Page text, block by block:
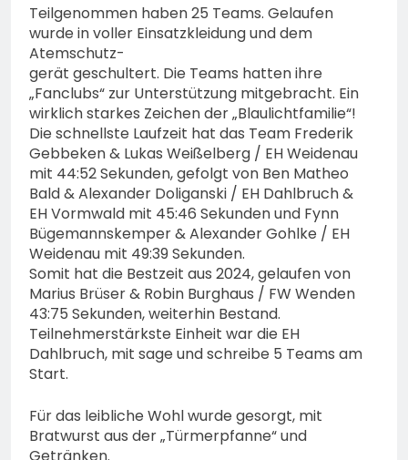
Teilgenommen haben 25 Teams. Gelaufen
wurde in voller Einsatzkleidung und dem
Atemschutz-
gerät geschultert. Die Teams hatten ihre
„Fanclubs“ zur Unterstützung mitgebracht. Ein
wirklich starkes Zeichen der „Blaulichtfamilie“!
Die schnellste Laufzeit hat das Team Frederik
Gebbeken & Lukas Weißelberg / EH Weidenau
mit 44:52 Sekunden, gefolgt von Ben Matheo
Bald & Alexander Doliganski / EH Dahlbruch &
EH Vormwald mit 45:46 Sekunden und Fynn
Bügemannskemper & Alexander Gohlke / EH
Weidenau mit 49:39 Sekunden.
Somit hat die Bestzeit aus 2024, gelaufen von
Marius Brüser & Robin Burghaus / FW Wenden
43:75 Sekunden, weiterhin Bestand.
Teilnehmerstärkste Einheit war die EH
Dahlbruch, mit sage und schreibe 5 Teams am
Start.
Für das leibliche Wohl wurde gesorgt, mit
Bratwurst aus der „Türmerpfanne“ und
Getränken.